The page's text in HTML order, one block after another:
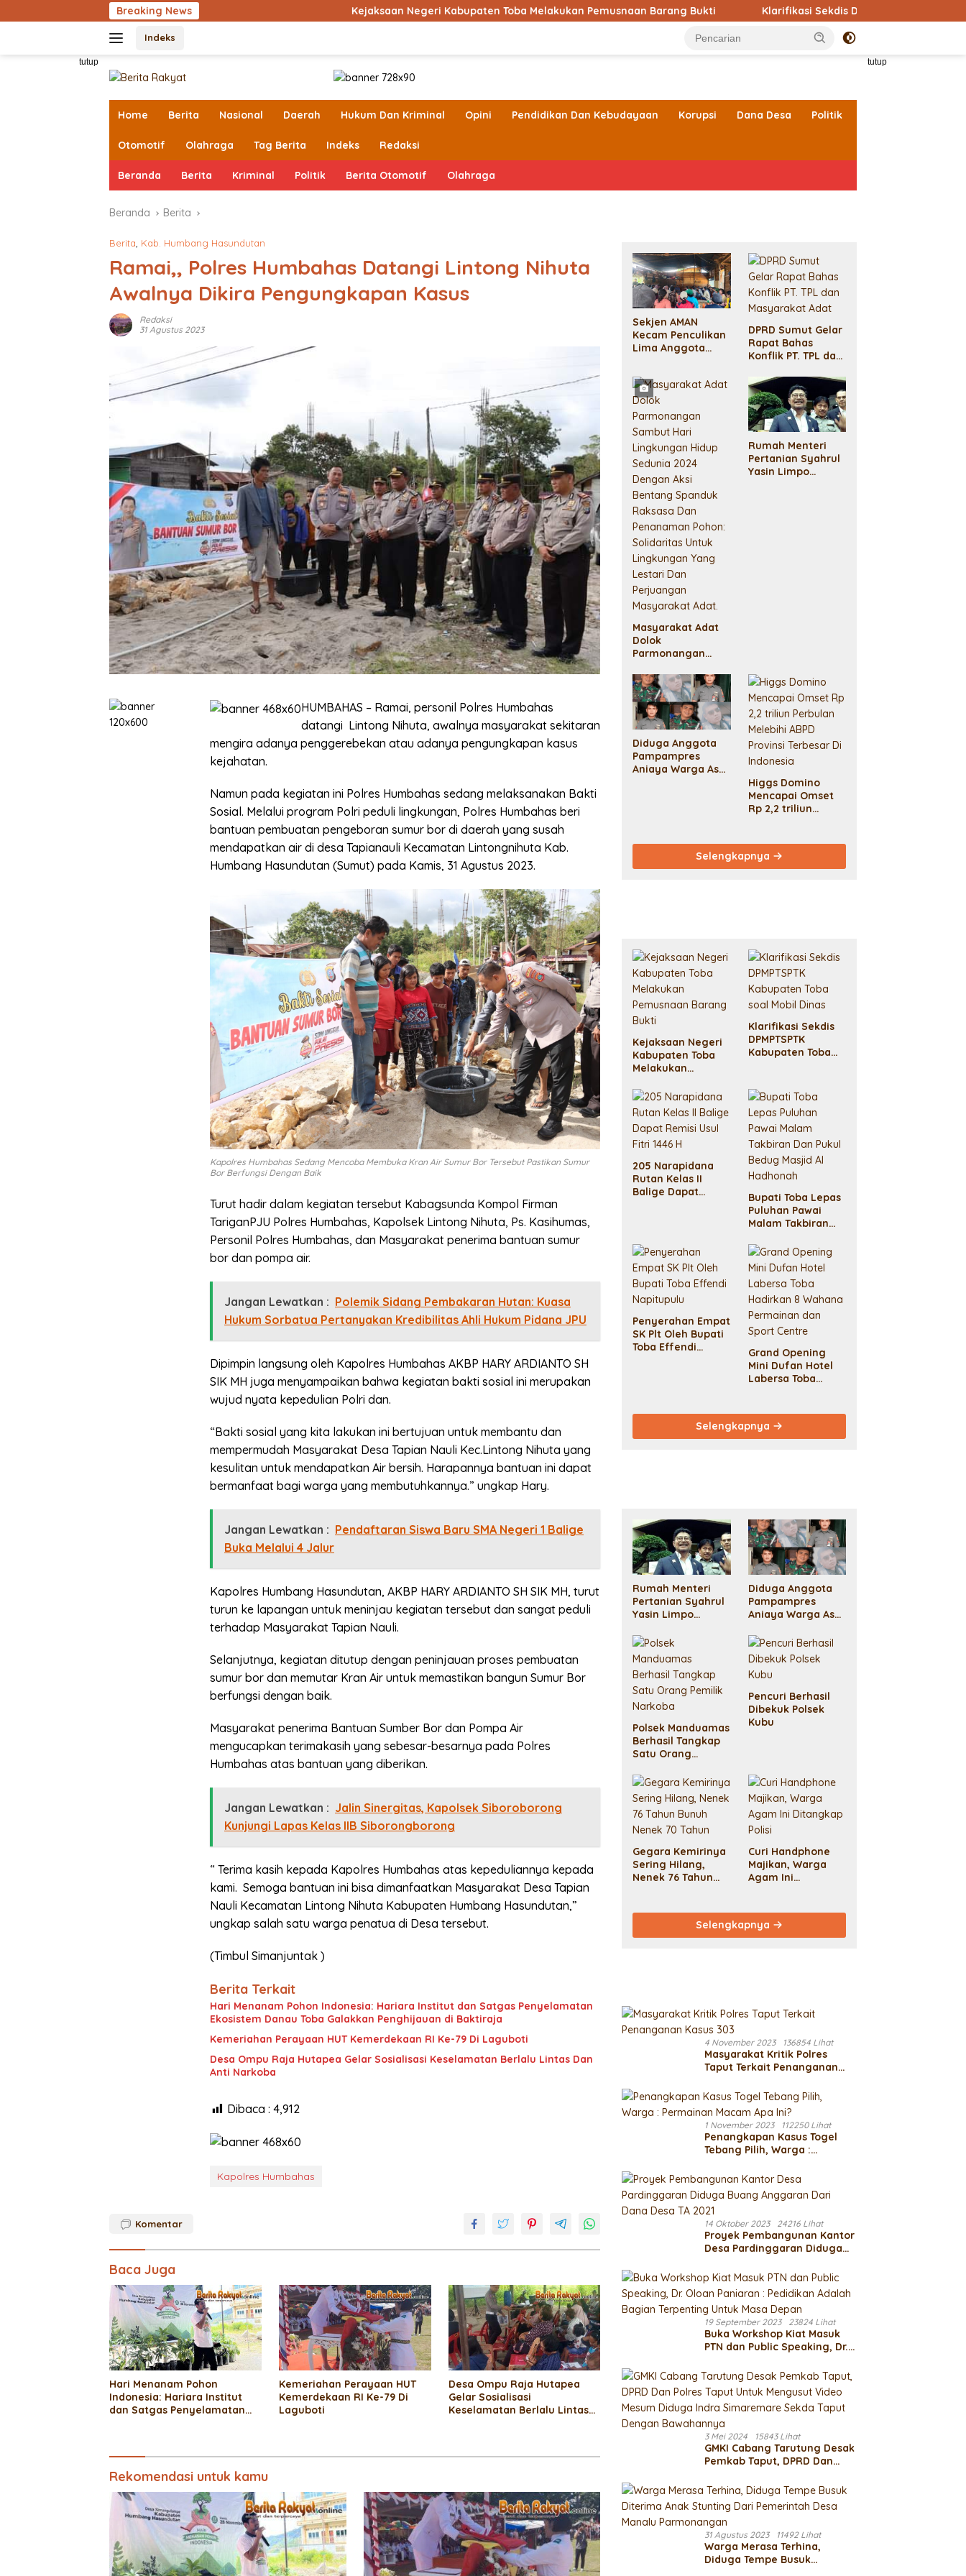
ke
Breaking News Kejaksaan Negeri Kabupaten Toba Melakukan Pemusnaan Barang Bukti Klarifikasi Sekdis DPMPTSPTK Kabupaten Toba soal Mobil
Indeks
tutup tutup
Home Berita Nasional Daerah Hukum Dan Kriminal Opini Pendidikan Dan Kebudayaan Korupsi Dana Desa Politik
Otomotif Olahraga Tag Berita Indeks Redaksi
Beranda Berita Kriminal Politik Berita Otomotif Olahraga
Beranda Berita
Berita, Kab. Humbang Hasundutan
Ramai,, Polres Humbahas Datangi Lintong Nihuta
Awalnya Dikira Pengungkapan Kasus
Redaksi
31 Agustus 2023
HUMBAHAS – Ramai, personil Polres Humbahas
datangi Lintong Nihuta, awalnya masyarakat sekitaran
mengira adanya penggerebekan atau adanya pengungkapan kasus
kejahatan.
Namun pada kegiatan ini Polres Humbahas sedang melaksanakan Bakti
Sosial. Melalui program Polri peduli lingkungan, Polres Humbahas beri
bantuan pembuatan pengeboran sumur bor di daerah yang susah
mendapatkan air di desa Tapianauli Kecamatan Lintongnihuta Kab.
Humbang Hasundutan (Sumut) pada Kamis, 31 Agustus 2023.
Kapolres Humbahas Sedang Mencoba Membuka Kran Air Sumur Bor Tersebut Pastikan Sumur
Bor Berfungsi Dengan Baik
Turut hadir dalam kegiatan tersebut Kabagsunda Kompol Firman
TariganPJU Polres Humbahas, Kapolsek Lintong Nihuta, Ps. Kasihumas,
Personil Polres Humbahas, dan Masyarakat penerima bantuan sumur
bor dan pompa air.
Jangan Lewatkan : Polemik Sidang Pembakaran Hutan: Kuasa
Hukum Sorbatua Pertanyakan Kredibilitas Ahli Hukum Pidana JPU
Dipimpin langsung oleh Kapolres Humbahas AKBP HARY ARDIANTO SH
SIK MH juga menyampaikan bahwa kegiatan bakti sosial ini merupakan
wujud nyata kepedulian Polri dan.
“Bakti sosial yang kita lakukan ini bertujuan untuk membantu dan
mempermudah Masyarakat Desa Tapian Nauli Kec.Lintong Nihuta yang
kesulitan untuk mendapatkan Air bersih. Harapannya bantuan ini dapat
bermanfaat bagi warga yang membutuhkannya.” ungkap Hary.
Jangan Lewatkan : Pendaftaran Siswa Baru SMA Negeri 1 Balige
Buka Melalui 4 Jalur
Kapolres Humbang Hasundutan, AKBP HARY ARDIANTO SH SIK MH, turut
turun ke lapangan untuk meninjau kegiatan tersebut dan sangat peduli
terhadap Masyarakat Tapian Nauli.
Selanjutnya, kegiatan ditutup dengan peninjauan proses pembuatan
sumur bor dan memutar Kran Air untuk memastikan bangun Sumur Bor
berfungsi dengan baik.
Masyarakat penerima Bantuan Sumber Bor dan Pompa Air
mengucapkan terimakasih yang sebesar-besarnya pada Polres
Humbahas atas bantuan yang diberikan.
Jangan Lewatkan : Jalin Sinergitas, Kapolsek Siboroborong
Kunjungi Lapas Kelas IIB Siborongborong
“ Terima kasih kepada Kapolres Humbahas atas kepeduliannya kepada
kami. Semoga bantuan ini bisa dimanfaatkan Masyarakat Desa Tapian
Nauli Kecamatan Lintong Nihuta Kabupaten Humbang Hasundutan,”
ungkap salah satu warga penatua di Desa tersebut.
(Timbul Simanjuntak )
Berita Terkait
Hari Menanam Pohon Indonesia: Hariara Institut dan Satgas Penyelamatan
Ekosistem Danau Toba Galakkan Penghijauan di Baktiraja
Kemeriahan Perayaan HUT Kemerdekaan RI Ke-79 Di Laguboti
Desa Ompu Raja Hutapea Gelar Sosialisasi Keselamatan Berlalu Lintas Dan
Anti Narkoba
Dibaca : 4,912
Kapolres Humbahas
Komentar
Baca Juga
Hari Menanam Pohon
Indonesia: Hariara Institut
dan Satgas Penyelamatan
Kemeriahan Perayaan HUT
Kemerdekaan RI Ke-79 Di
Laguboti
Desa Ompu Raja Hutapea
Gelar Sosialisasi
Keselamatan Berlalu Lintas
Rekomendasi untuk kamu
Sekjen AMAN
Kecam Penculikan
Lima Anggota
Sihaporas:
Pelanggaran HAM!
DPRD Sumut Gelar
Rapat Bahas
Konflik PT. TPL dan
Masyarakat Adat
Dolok
Parmonangan
Lingkungan Hidup
Sedunia 2024
Dengan Aksi
Bentang Spanduk
Raksasa Dan
Penanaman
Pohon: Solidaritas
Untuk Lingkungan
Rumah Menteri
Pertanian Syahrul
Yasin Limpo
Diduga Anggota
Pampampres
Aniaya Warga Asal
Higgs Domino
Mencapai Omset
Rp 2,2 triliun
Terbesar Di
Indonesia
Selengkapnya
Kejaksaan Negeri
Kabupaten Toba
Melakukan
Barang Bukti
Klarifikasi Sekdis
DPMPTSPTK
Kabupaten Toba
205 Narapidana
Rutan Kelas II
Balige Dapat
Bupati Toba Lepas
Puluhan Pawai
Malam Takbiran
Masjid Al
Hadhonah
Penyerahan Empat
SK Plt Oleh Bupati
Toba Effendi
Grand Opening
Mini Dufan Hotel
Labersa Toba
Permainan dan
Sport Centre
Selengkapnya
Rumah Menteri
Pertanian Syahrul
Yasin Limpo
Diduga Anggota
Pampampres
Aniaya Warga Asal
Meninggal Demi
Uang Tebusan 50
Juta
Polsek Manduamas
Berhasil Tangkap
Satu Orang
Pencuri Berhasil
Dibekuk Polsek
Kubu
Gegara Kemirinya
Sering Hilang,
Nenek 76 Tahun
Curi Handphone
Majikan, Warga
Agam Ini
Selengkapnya
4 November 2023 136854 Lihat
Masyarakat Kritik Polres
Taput Terkait Penanganan
1 November 2023 112250 Lihat
Penangkapan Kasus Togel
Tebang Pilih, Warga :
14 Oktober 2023 24216 Lihat
Proyek Pembangunan Kantor
Desa Pardinggaran Diduga
Desa TA 2021
19 September 2023 23824 Lihat
Buka Workshop Kiat Masuk
PTN dan Public Speaking, Dr.
Adalah Bagian Terpenting
Untuk Masa Depan
3 Mei 2024 15843 Lihat
GMKI Cabang Tarutung Desak
Pemkab Taput, DPRD Dan
Video Mesum Diduga Indra
Simaremare Sekda Taput
Dengan Bawahannya
31 Agustus 2023 11492 Lihat
Warga Merasa Terhina,
Diduga Tempe Busuk